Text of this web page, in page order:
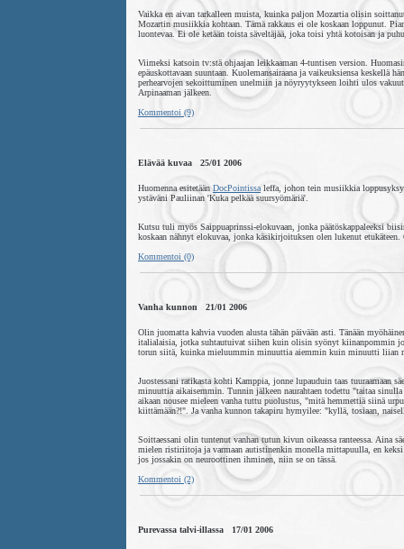
Vaikka en aivan tarkalleen muista, kuinka paljon Mozartia olisin
Mozartin musiikkia kohtaan. Tämä rakkaus ei ole koskaan loppunut.
luontevaa. Ei ole ketään toista säveltäjää, joka toisi yhtä kotoisan ja
Viimeksi katsoin tv:stä ohjaajan leikkaaman 4-tuntisen version.
epäuskottavaan suuntaan. Kuolemansairaana ja vaikeuksiensa
perhearvojen sekoittuminen unelmiin ja nöyryytykseen loihti ulos
Arpinaaman jälkeen.
Kommentoi (9)
Elävää kuvaa 25/01 2006
Huomenna esitetään DocPointissa leffa, johon tein musiikkia
ystäväni Pauliinan 'Kuka pelkää suursyömäriä'.
Kutsu tuli myös Saippuaprinssi-elokuvaan, jonka päätöskappaleeksi
koskaan nähnyt elokuvaa, jonka käsikirjoituksen olen lukenut
Kommentoi (0)
Vanha kunnon 21/01 2006
Olin juomatta kahvia vuoden alusta tähän päivään asti. Tänään
italialaisia, jotka suhtautuivat siihen kuin olisin syönyt kiinanpommin
torun siitä, kuinka mieluummin minuuttia aiemmin kuin minuutti liian
Juostessani ratikasta kohti Kamppia, jonne lupauduin taas tuuraamaan
minuuttia aikaisemmin. Tunnin jälkeen naurahtaen todettu "taitaa
aikaan nousee mieleen vanha tuttu puolustus, "mitä hemmettiä siinä
kiittämään?!". Ja vanha kunnon takapiru hymyilee: "kyllä, tosiaan,
Soittaessani olin tuntenut vanhan tutun kivun oikeassa ranteessa. Aina
mielen ristiriitoja ja varmaan autistinenkin monella mittapuulla, en
jos jossakin on neuroottinen ihminen, niin se on tässä.
Kommentoi (2)
Purevassa talvi-illassa 17/01 2006